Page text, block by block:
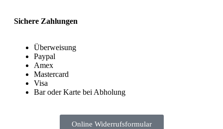
Sichere Zahlungen
Überweisung
Paypal
Amex
Mastercard
Visa
Bar oder Karte bei Abholung
Online Widerrufsformular